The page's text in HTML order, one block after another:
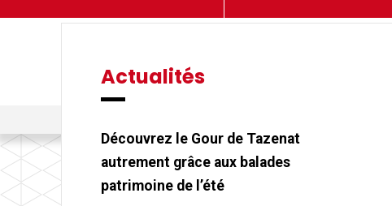
Événements
Le Contrat
Actualités
Découvrez le Gour de Tazenat
autrement grâce aux balades
patrimoine de l’été